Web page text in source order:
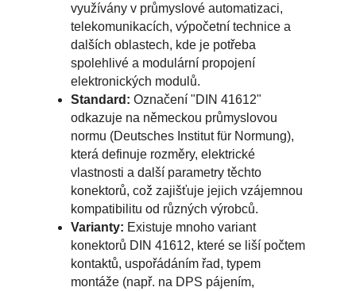
využívány v průmyslové automatizaci,
telekomunikacích, výpočetní technice a
dalších oblastech, kde je potřeba
spolehlivé a modulární propojení
elektronických modulů.
Standard: Označení "DIN 41612"
odkazuje na německou průmyslovou
normu (Deutsches Institut für Normung),
která definuje rozměry, elektrické
vlastnosti a další parametry těchto
konektorů, což zajišťuje jejich vzájemnou
kompatibilitu od různých výrobců.
Varianty: Existuje mnoho variant
konektorů DIN 41612, které se liší počtem
kontaktů, uspořádáním řad, typem
montáže (např. na DPS pájením,